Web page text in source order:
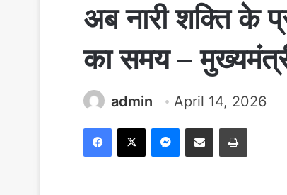
अब नारी शक्ति के
का समय –
admin April 14, 2026
Facebook
X Messenger
Share via Email Print